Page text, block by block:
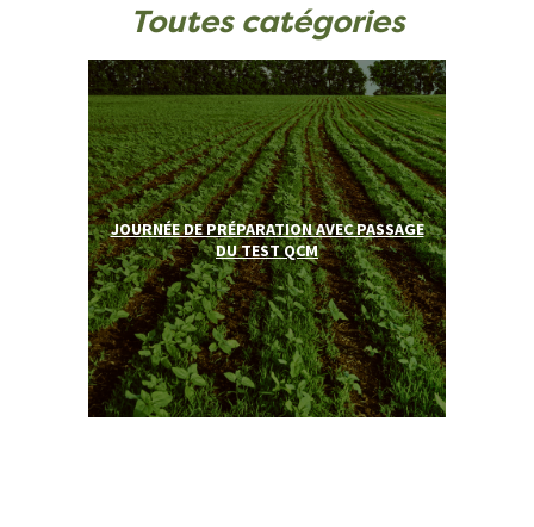
Toutes catégories
JOURNÉE DE PRÉPARATION AVEC PASSAGE
DU TEST QCM